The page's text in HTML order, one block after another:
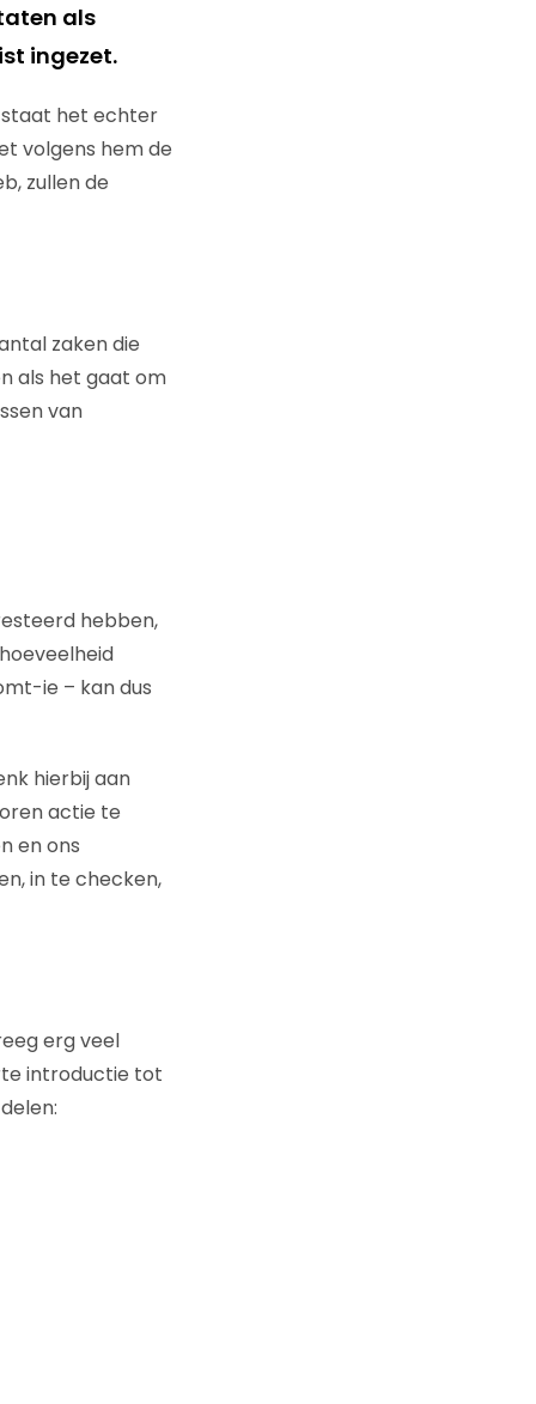
als
ingezet.
staat het echter
volgens hem de
zullen de
zaken die
als het gaat om
van
hebben,
ie – kan dus
hierbij aan
actie te
en ons
in te checken,
erg veel
introductie tot